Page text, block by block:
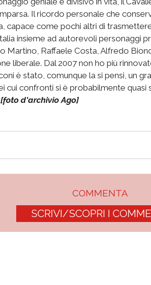
Il ricordo personale che
capace come pochi altri di
insieme ad autorevoli personaggi
Martino, Raffaele Costa, Alfredo
liberale. Dal 2007 non ho più
è stato, comunque la si pensi, un
cui confronti si è probabilmente quasi
[foto d'archivio Ago]
COMMENTA
SCRIVI/SCOPRI I